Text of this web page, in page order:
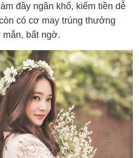
đầy ngân khố, kiếm tiền dễ
có cơ may trúng thưởng
mắn, bất ngờ.